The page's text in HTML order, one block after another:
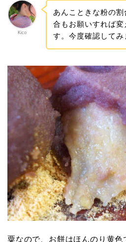
Kico
あんこときな粉の
合もお願いすれば
す。今度確認してみ
粟なので、お餅はほんのり黄色